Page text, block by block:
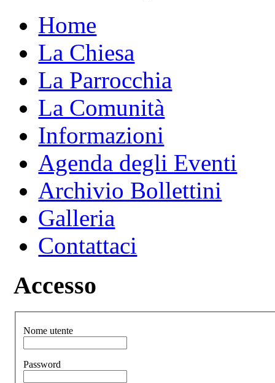
Home
La Chiesa
La Parrocchia
La Comunità
Informazioni
Agenda degli Eventi
Archivio Bollettini
Galleria
Contattaci
Accesso
Nome utente
Password